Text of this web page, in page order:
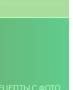
С ФОТО